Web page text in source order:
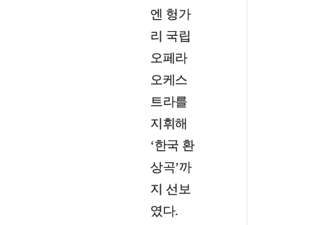
엔 헝가
리 국립
오페라
오케스
트라를
지휘해
‘한국 환
상곡’까
지 선보
였다.